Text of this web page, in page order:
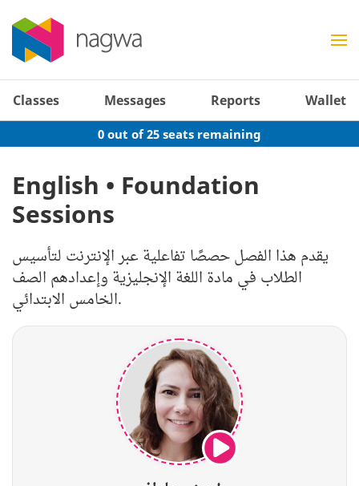
Classes Messages Reports Wallet
0 out of 25 seats remaining
English • Foundation
Sessions
يقدم هذا الفصل حصصًا تفاعلية عبر الإنترنت لتأسيس
الطلاب في مادة اللغة الإنجليزية وإعدادهم الصف
الخامس الابتدائي.